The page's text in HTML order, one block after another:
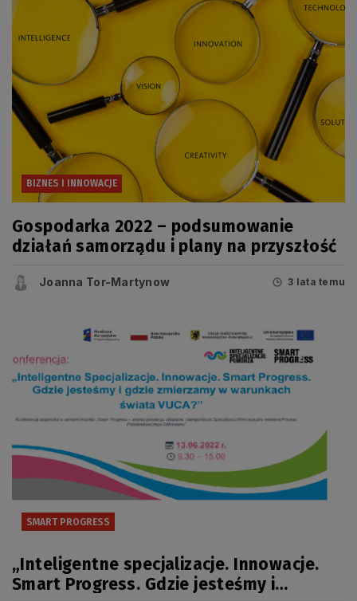
BIZNES I INNOWACJE
Gospodarka 2022 – podsumowanie
działań samorządu i plany na przyszłość
Joanna Tor-Martynow 3 lata temu
SMART PROGRESS
„Inteligentne specjalizacje. Innowacje.
Smart Progress. Gdzie jesteśmy i